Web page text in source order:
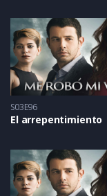
S03E96
El arrepentimiento